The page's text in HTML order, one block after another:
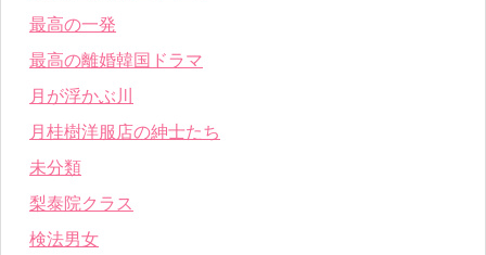
最高の一発
最高の離婚韓国ドラマ
月が浮かぶ川
月桂樹洋服店の紳士たち
未分類
梨泰院クラス
検法男女